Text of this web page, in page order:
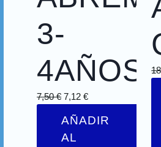
3-
4AÑOS
7,50€ 7,12€
AÑADIR
AL